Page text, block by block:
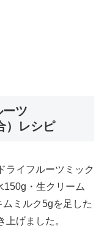
ーツ
）レシピ
ライフルーツミック
150g・生クリーム
ミルク5gを足した
げました。